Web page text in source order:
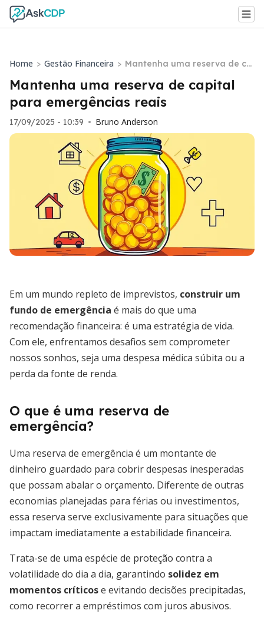
Home > Gestão Financeira > Mantenha uma reserva de ca
pital para emergências reais
Mantenha uma reserva de capital
para emergências reais
17/09/2025 - 10:39 • Bruno Anderson
Em um mundo repleto de imprevistos, construir um
fundo de emergência é mais do que uma
recomendação financeira: é uma estratégia de vida.
Com ele, enfrentamos desafios sem comprometer
nossos sonhos, seja uma despesa médica súbita ou a
perda da fonte de renda.
O que é uma reserva de
emergência?
Uma reserva de emergência é um montante de
dinheiro guardado para cobrir despesas inesperadas
que possam abalar o orçamento. Diferente de outras
economias planejadas para férias ou investimentos,
essa reserva serve exclusivamente para situações que
impactam imediatamente a estabilidade financeira.
Trata-se de uma espécie de proteção contra a
volatilidade do dia a dia, garantindo solidez em
momentos críticose evitando decisões precipitadas,
como recorrer a empréstimos com juros abusivos.